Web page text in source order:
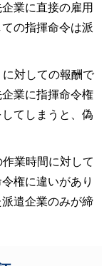
業に直接の雇用
の指揮命令は派
対しての報酬で
業に指揮命令権
てしまうと、偽
業時間に対して
権に違いがあり
遣企業のみが締